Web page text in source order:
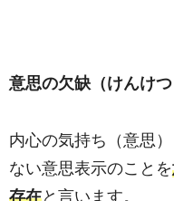
意思の欠缺（けんけ
内心の気持ち（意思
ない意思表示のことを
存在と言います。